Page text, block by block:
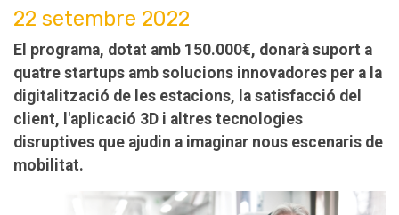
22 setembre 2022
El programa, dotat amb 150.000€, donarà suport a
quatre startups amb solucions innovadores per a la
digitalització de les estacions, la satisfacció del
client, l'aplicació 3D i altres tecnologies
disruptives que ajudin a imaginar nous escenaris de
mobilitat.